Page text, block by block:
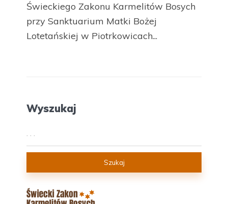
Świeckiego Zakonu Karmelitów Bosych
przy Sanktuarium Matki Bożej
Lotetańskiej w Piotrkowicach...
Wyszukaj
Szukaj